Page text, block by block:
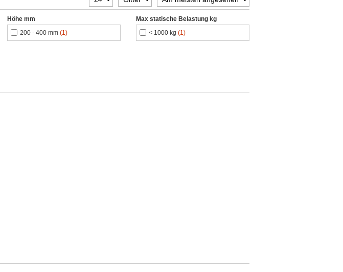
Höhe mm
200 - 400 mm (1)
Max statische Belastung kg
< 1000 kg (1)